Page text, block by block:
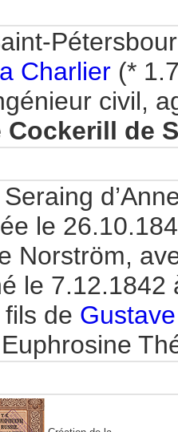
Charlier (*
civil,
Cockerill de
le
Norström,
le
fils de